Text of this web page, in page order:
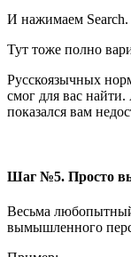
И нажимаем Search.
Тут тоже полно
Русскоязычных
смог для вас
показался вам
Шаг №5. Просто
Весьма любопытный
вымышленного